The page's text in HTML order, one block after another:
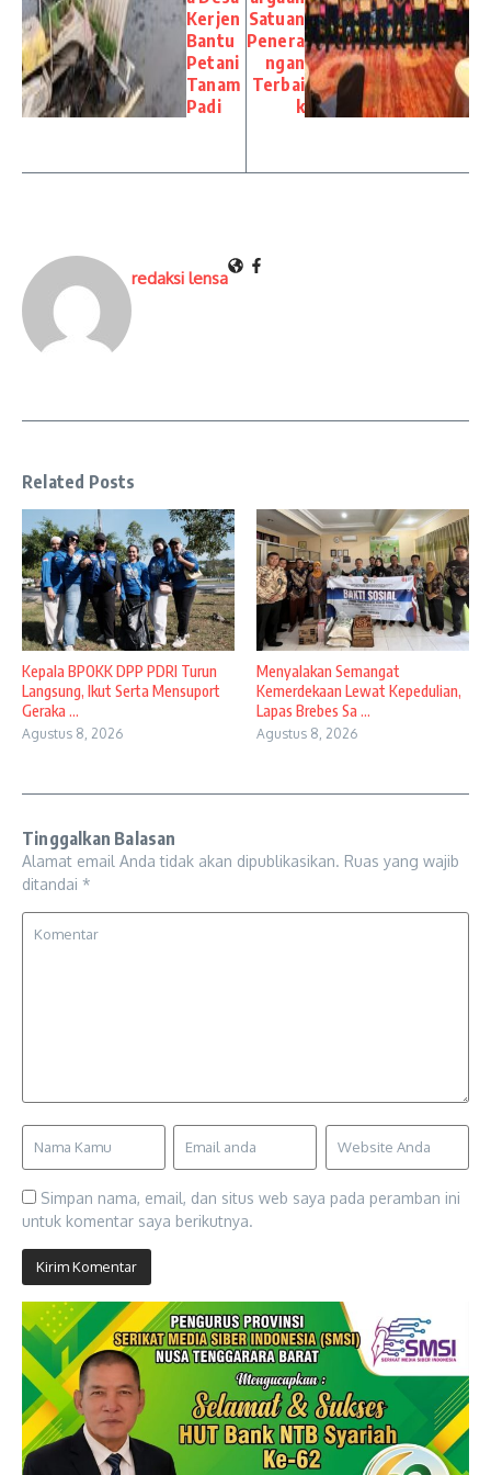
Kerjen
Bantu
Petani
Tanam
Padi
Satuan
Penera
ngan
Terbai
k
redaksi lensa
Related Posts
Kepala BPOKK DPP PDRI Turun
Langsung, Ikut Serta Mensuport
Geraka ...
Agustus 8, 2026
Menyalakan Semangat
Kemerdekaan Lewat Kepedulian,
Lapas Brebes Sa ...
Agustus 8, 2026
Tinggalkan Balasan
Alamat email Anda tidak akan dipublikasikan. Ruas yang wajib
ditandai *
Simpan nama, email, dan situs web saya pada peramban ini
untuk komentar saya berikutnya.